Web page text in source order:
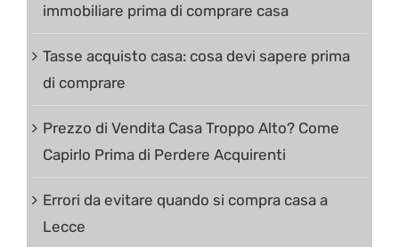
immobiliare prima di comprare casa
Tasse acquisto casa: cosa devi sapere prima
di comprare
Prezzo di Vendita Casa Troppo Alto? Come
Capirlo Prima di Perdere Acquirenti
Errori da evitare quando si compra casa a
Lecce